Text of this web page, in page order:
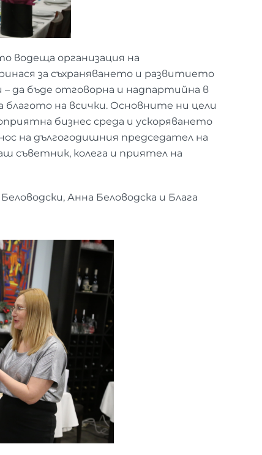
водеща организация на
за съхраняването и развитието
да бъде отговорна и надпартийна в
на всички. Основните ни цели
бизнес среда и ускоряването
на дългогодишния председател на
съветник, колега и приятел на
Анна Беловодска и Блага